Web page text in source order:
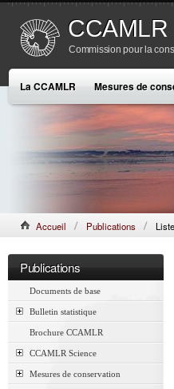
CCAMLR
Commission pour la
La CCAMLR Mesures de
Accueil Publications
Publications
Documents de base
Bulletin statistique
Brochure CCAMLR
CCAMLR Science
Mesures de conservation